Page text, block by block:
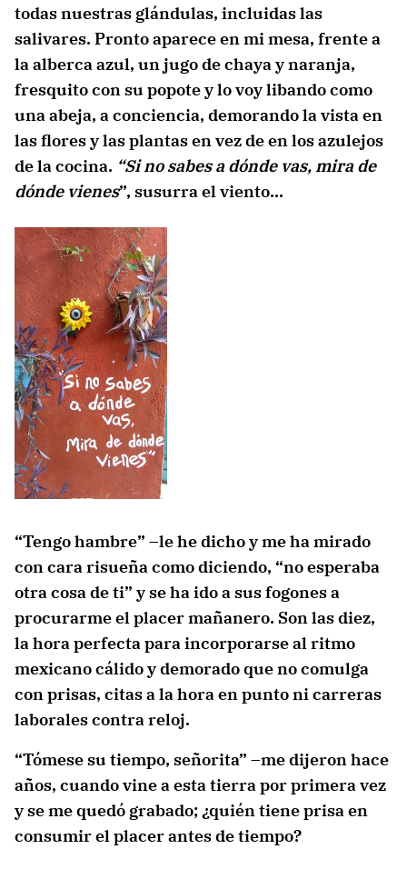
todas nuestras glándulas, incluidas las
salivares. Pronto aparece en mi mesa, frente a
la alberca azul, un jugo de chaya y naranja,
fresquito con su popote y lo voy libando como
una abeja, a conciencia, demorando la vista en
las flores y las plantas en vez de en los azulejos
de la cocina. “Si no sabes a dónde vas, mira de
dónde vienes”, susurra el viento…
“Tengo hambre” –le he dicho y me ha mirado
con cara risueña como diciendo, “no esperaba
otra cosa de ti” y se ha ido a sus fogones a
procurarme el placer mañanero. Son las diez,
la hora perfecta para incorporarse al ritmo
mexicano cálido y demorado que no comulga
con prisas, citas a la hora en punto ni carreras
laborales contra reloj.
“Tómese su tiempo, señorita” –me dijeron hace
años, cuando vine a esta tierra por primera vez
y se me quedó grabado; ¿quién tiene prisa en
consumir el placer antes de tiempo?